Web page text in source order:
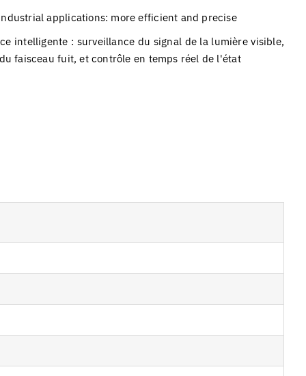
applications: more efficient and precise
intelligente : surveillance du signal de la lumière visible,
faisceau fuit, et contrôle en temps réel de l'état